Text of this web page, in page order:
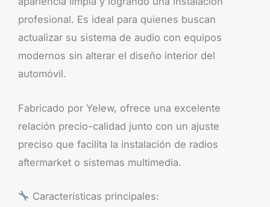
profesional. Es ideal para quienes buscan
actualizar su sistema de audio con equipos
modernos sin alterar el diseño interior del
automóvil.
Fabricado por Yelew, ofrece una excelente
relación precio-calidad junto con un ajuste
preciso que facilita la instalación de radios
aftermarket o sistemas multimedia.
Características principales: